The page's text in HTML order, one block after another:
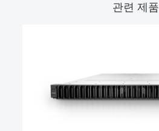
관련 제품